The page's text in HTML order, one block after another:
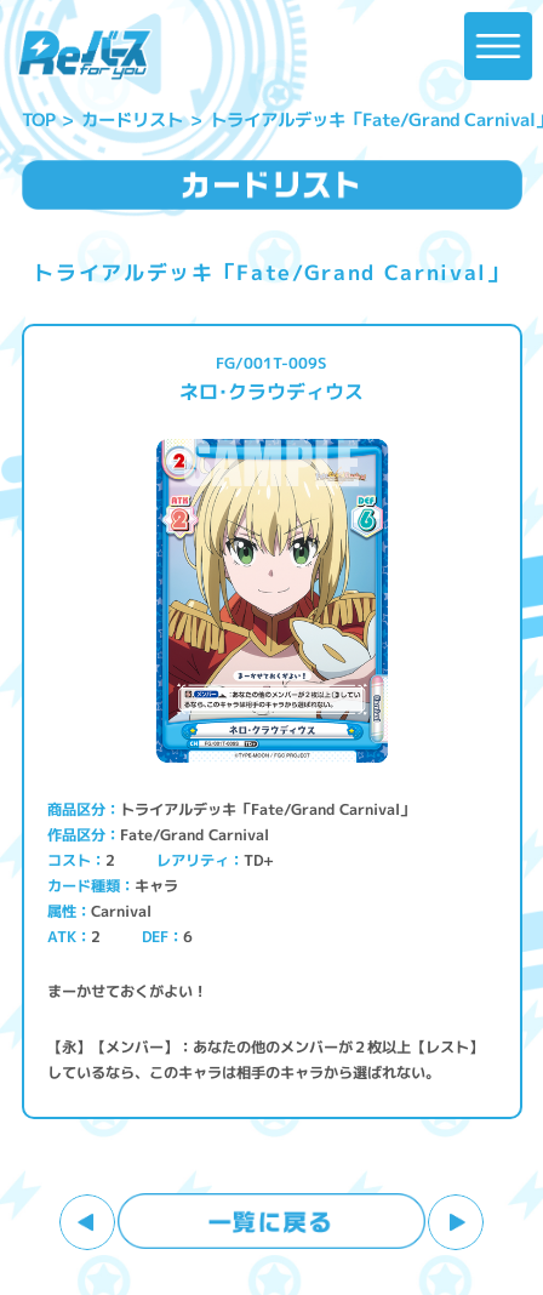
TOP カードリスト トライアルデッキ「Fate/Grand Carnival
トライアルデッキ「Fate/Grand Carnival」
FG/001T-009S
ネロ･クラウディウス
商品区分 トライアルデッキ「Fate/Grand Carnival」
作品区分 Fate/Grand Carnival
コスト 2 レアリティ TD+
カード種類 キャラ
属性 Carnival
ATK 2 DEF 6
まーかせておくがよい！
【永】【メンバー】：あなたの他のメンバーが２枚以上【レスト】
しているなら、このキャラは相手のキャラから選ばれない。